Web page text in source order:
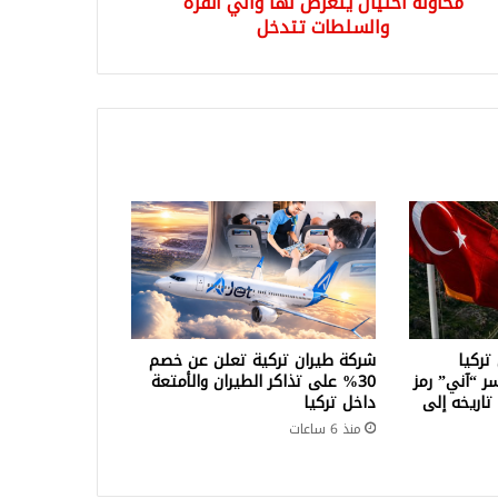
والسلطات تتدخل
“آني” رمز
إلى
شركة طيران تركية تعلن عن خصم
30% على تذاكر الطيران والأمتعة
داخل تركيا
منذ 6 ساعات